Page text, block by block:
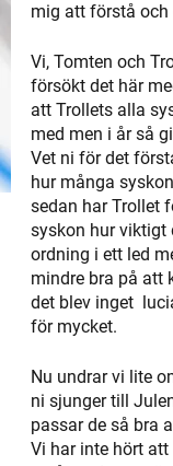
mig att förstå och
Vi, Tomten och
försökt det här
att Trollets alla
med men i år så
Vet ni för det
hur många
sedan har Trollet
syskon hur viktigt
ordning i ett led
mindre bra på att
det blev inget
för mycket.
Nu undrar vi lite
ni sjunger till
passar de så bra
Vi har inte hört